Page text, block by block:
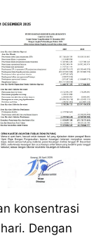
konsentrasi
Dengan